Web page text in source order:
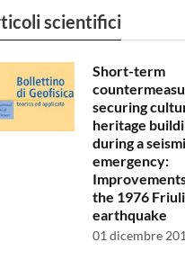
scientifici
Short-term
securing
heritage
during a
emergency:
the 1976 Friuli
earthquake
01 dicembre